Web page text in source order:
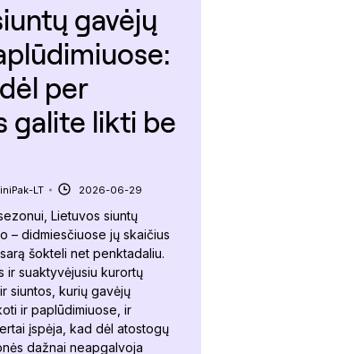
gavėjų
per
galite likti be
LT 2026-06-29
Lietuvos siuntų
– didmiesčiuose jų skaičius
šokteli net penktadaliu.
ir suaktyvėjusiu kurortų
siuntos, kurių gavėjų
ir paplūdimiuose, ir
įspėja, kad dėl atostogų
dažnai neapgalvoja